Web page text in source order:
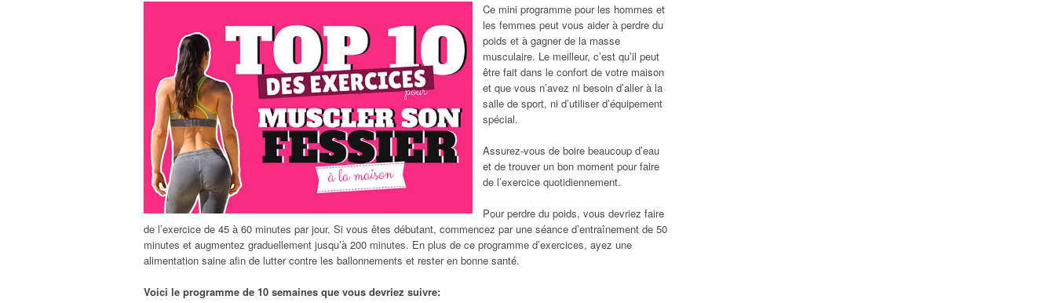
Ce mini programme pour les hommes et
les femmes peut vous aider à perdre du
poids et à gagner de la masse
musculaire. Le meilleur, c’est qu’il peut
être fait dans le confort de votre maison
et que vous n’avez ni besoin d’aller à la
salle de sport, ni d’utiliser d’équipement
spécial.
Assurez-vous de boire beaucoup d’eau
et de trouver un bon moment pour faire
de l’exercice quotidiennement.
Pour perdre du poids, vous devriez faire
de l’exercice de 45 à 60 minutes par jour. Si vous êtes débutant, commencez par une séance d’entraînement de 50
minutes et augmentez graduellement jusqu’à 200 minutes. En plus de ce programme d’exercices, ayez une
alimentation saine afin de lutter contre les ballonnements et rester en bonne santé.
Voici le programme de 10 semaines que vous devriez suivre: